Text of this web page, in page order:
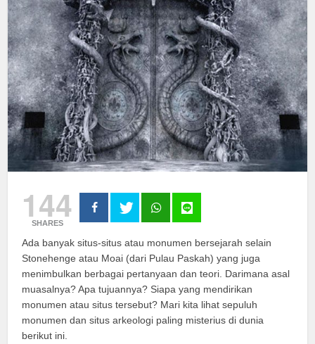
144
SHARES
Ada banyak situs-situs atau monumen bersejarah selain
Stonehenge atau Moai (dari Pulau Paskah) yang juga
menimbulkan berbagai pertanyaan dan teori. Darimana asal
muasalnya? Apa tujuannya? Siapa yang mendirikan
monumen atau situs tersebut? Mari kita lihat sepuluh
monumen dan situs arkeologi paling misterius di dunia
berikut ini.